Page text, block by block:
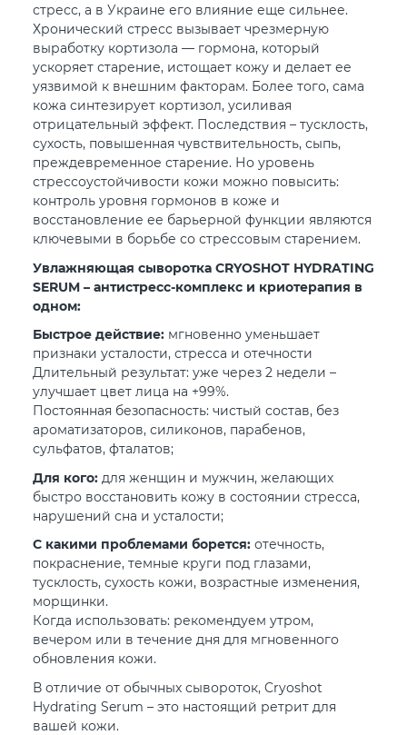
стресс, а в Украине его влияние еще сильнее.
Хронический стресс вызывает чрезмерную
выработку кортизола — гормона, который
ускоряет старение, истощает кожу и делает ее
уязвимой к внешним факторам. Более того, сама
кожа синтезирует кортизол, усиливая
отрицательный эффект. Последствия – тусклость,
сухость, повышенная чувствительность, сыпь,
преждевременное старение. Но уровень
стрессоустойчивости кожи можно повысить:
контроль уровня гормонов в коже и
восстановление ее барьерной функции являются
ключевыми в борьбе со стрессовым старением.
Увлажняющая сыворотка CRYOSHOT HYDRATING
SERUM – антистресс-комплекс и криотерапия в
одном:
Быстрое действие: мгновенно уменьшает
признаки усталости, стресса и отечности
Длительный результат: уже через 2 недели –
улучшает цвет лица на +99%.
Постоянная безопасность: чистый состав, без
ароматизаторов, силиконов, парабенов,
сульфатов, фталатов;
Для кого: для женщин и мужчин, желающих
быстро восстановить кожу в состоянии стресса,
нарушений сна и усталости;
С какими проблемами борется: отечность,
покраснение, темные круги под глазами,
тусклость, сухость кожи, возрастные изменения,
морщинки.
Когда использовать: рекомендуем утром,
вечером или в течение дня для мгновенного
обновления кожи.
В отличие от обычных сывороток, Cryoshot
Hydrating Serum – это настоящий ретрит для
вашей кожи.